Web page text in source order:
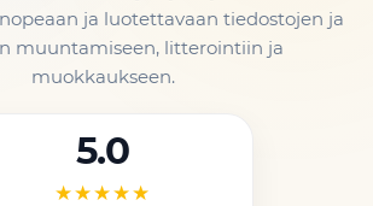
ja luotettavaan tiedostojen ja
muuntamiseen, litterointiin ja
muokkaukseen.
5.0
★★★★★